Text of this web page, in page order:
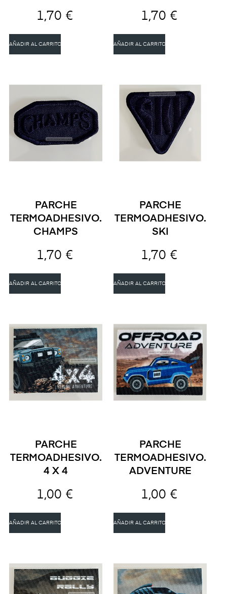
1,70 €
AÑADIR AL CARRITO
1,70 €
AÑADIR AL CARRITO
PARCHE
TERMOADHESIVO.
CHAMPS
1,70 €
AÑADIR AL CARRITO
PARCHE
TERMOADHESIVO.
SKI
1,70 €
AÑADIR AL CARRITO
PARCHE
TERMOADHESIVO.
4 X 4
1,00 €
AÑADIR AL CARRITO
PARCHE
TERMOADHESIVO.
ADVENTURE
1,00 €
AÑADIR AL CARRITO